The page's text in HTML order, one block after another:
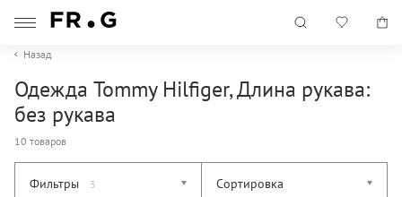
Назад
Одежда Tommy Hilfiger, Длина рукава:
без рукава
10 товаров
Фильтры 3 Сортировка